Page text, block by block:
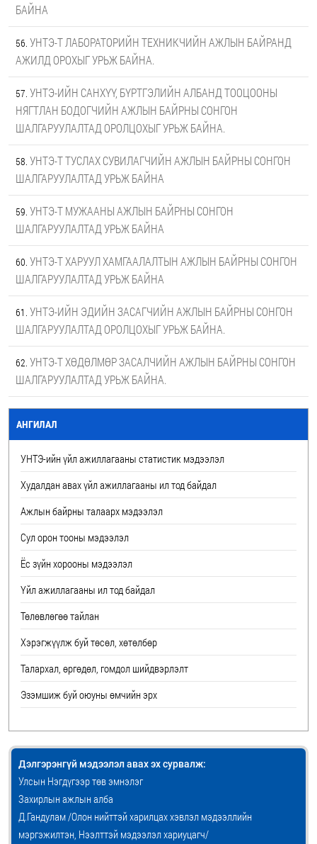
БАЙНА
УНТЭ-Т ЛАБОРАТОРИЙН ТЕХНИКЧИЙН АЖЛЫН БАЙРАНД
АЖИЛД ОРОХЫГ УРЬЖ БАЙНА.
УНТЭ-ИЙН САНХҮҮ, БҮРТГЭЛИЙН АЛБАНД ТООЦООНЫ
НЯГТЛАН БОДОГЧИЙН АЖЛЫН БАЙРНЫ СОНГОН
ШАЛГАРУУЛАЛТАД ОРОЛЦОХЫГ УРЬЖ БАЙНА.
УНТЭ-Т ТУСЛАХ СУВИЛАГЧИЙН АЖЛЫН БАЙРНЫ СОНГОН
ШАЛГАРУУЛАЛТАД УРЬЖ БАЙНА
УНТЭ-Т МУЖААНЫ АЖЛЫН БАЙРНЫ СОНГОН
ШАЛГАРУУЛАЛТАД УРЬЖ БАЙНА
УНТЭ-Т ХАРУУЛ ХАМГААЛАЛТЫН АЖЛЫН БАЙРНЫ СОНГОН
ШАЛГАРУУЛАЛТАД УРЬЖ БАЙНА
УНТЭ-ИЙН ЭДИЙН ЗАСАГЧИЙН АЖЛЫН БАЙРНЫ СОНГОН
ШАЛГАРУУЛАЛТАД ОРОЛЦОХЫГ УРЬЖ БАЙНА.
УНТЭ-Т ХӨДӨЛМӨР ЗАСАЛЧИЙН АЖЛЫН БАЙРНЫ СОНГОН
ШАЛГАРУУЛАЛТАД УРЬЖ БАЙНА.
АНГИЛАЛ
УНТЭ-ийн үйл ажиллагааны статистик мэдээлэл
Худалдан авах үйл ажиллагааны ил тод байдал
Ажлын байрны талаарх мэдээлэл
Сул орон тооны мэдээлэл
Ёс зүйн хорооны мэдээлэл
Үйл ажиллагааны ил тод байдал
Төлөвлөгөө тайлан
Хэрэгжүүлж буй төсөл, хөтөлбөр
Талархал, өргөдөл, гомдол шийдвэрлэлт
Эзэмшиж буй оюуны өмчийн эрх
Дэлгэрэнгүй мэдээлэл авах эх сурвалж:
Улсын Нэгдүгээр төв эмнэлэг
Захирлын ажлын алба
Д.Гандулам /Олон нийттэй харилцах хэвлэл мэдээллийн
мэргэжилтэн, Нээлттэй мэдээлэл хариуцагч/